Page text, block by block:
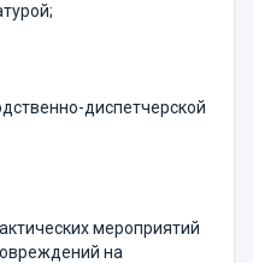
диспетчерской
мероприятий
на